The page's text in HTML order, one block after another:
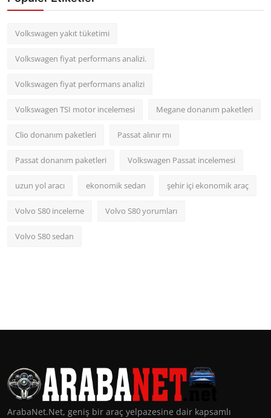
Volkswagen yakıt tüketimi
Volkswagen fiyat performans analizi.
Volkswagen fiyat performans analizi
Volkswagen TSI motor incelemesi Megane donanım paketleri
Clio donanım paketleri Passat alınır mı
Passat donanım paketleri Volkswagen Passat incelemesi
uzun yol aracı ekonomik sedan şehir içi ekonomik araç
Volvo S80 inceleme Volvo S80 yorumları
Volvo S80 sedan
ArabaNet.Net, geniş bir araç yelpazesine dair kapsamlı